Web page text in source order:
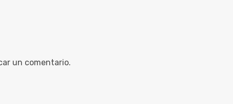
un comentario.